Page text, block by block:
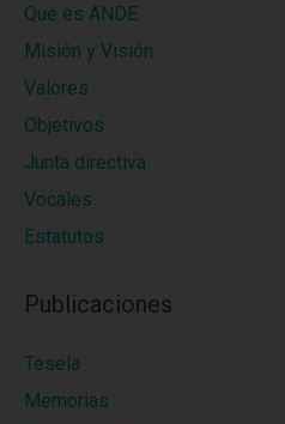
Qué es ANDE
Misión y Visión
Valores
Objetivos
Junta directiva
Vocales
Estatutos
Publicaciones
Tesela
Memorias